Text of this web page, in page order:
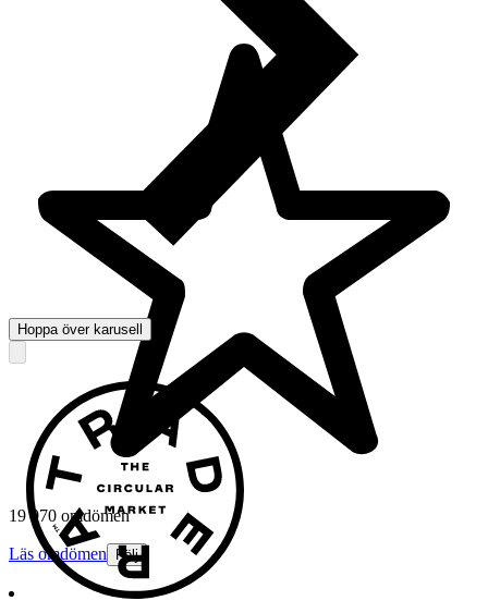
19 070 omdömen
Läs omdömen Följ
Hoppa över karusell